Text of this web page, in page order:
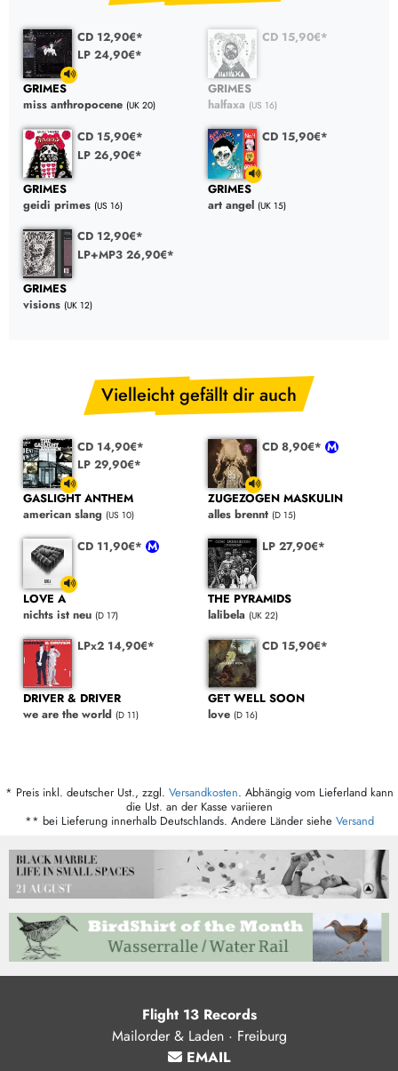
CD 12,90€*
LP 24,90€*
GRIMES
miss anthropocene (UK 20)
CD 15,90€*
GRIMES
halfaxa (US 16)
CD 15,90€*
LP 26,90€*
GRIMES
geidi primes (US 16)
CD 15,90€*
GRIMES
art angel (UK 15)
CD 12,90€*
LP+MP3 26,90€*
GRIMES
visions (UK 12)
Vielleicht gefällt dir auch
CD 14,90€*
LP 29,90€*
GASLIGHT ANTHEM
american slang (US 10)
CD 8,90€*
ZUGEZOGEN MASKULIN
alles brennt (D 15)
CD 11,90€*
LOVE A
nichts ist neu (D 17)
LP 27,90€*
THE PYRAMIDS
lalibela (UK 22)
LPx2 14,90€*
DRIVER & DRIVER
we are the world (D 11)
CD 15,90€*
GET WELL SOON
love (D 16)
* Preis inkl. deutscher Ust., zzgl. Versandkosten. Abhängig vom Lieferland kann
die Ust. an der Kasse variieren
** bei Lieferung innerhalb Deutschlands. Andere Länder siehe Versand
Flight 13 Records
Mailorder & Laden · Freiburg
EMAIL